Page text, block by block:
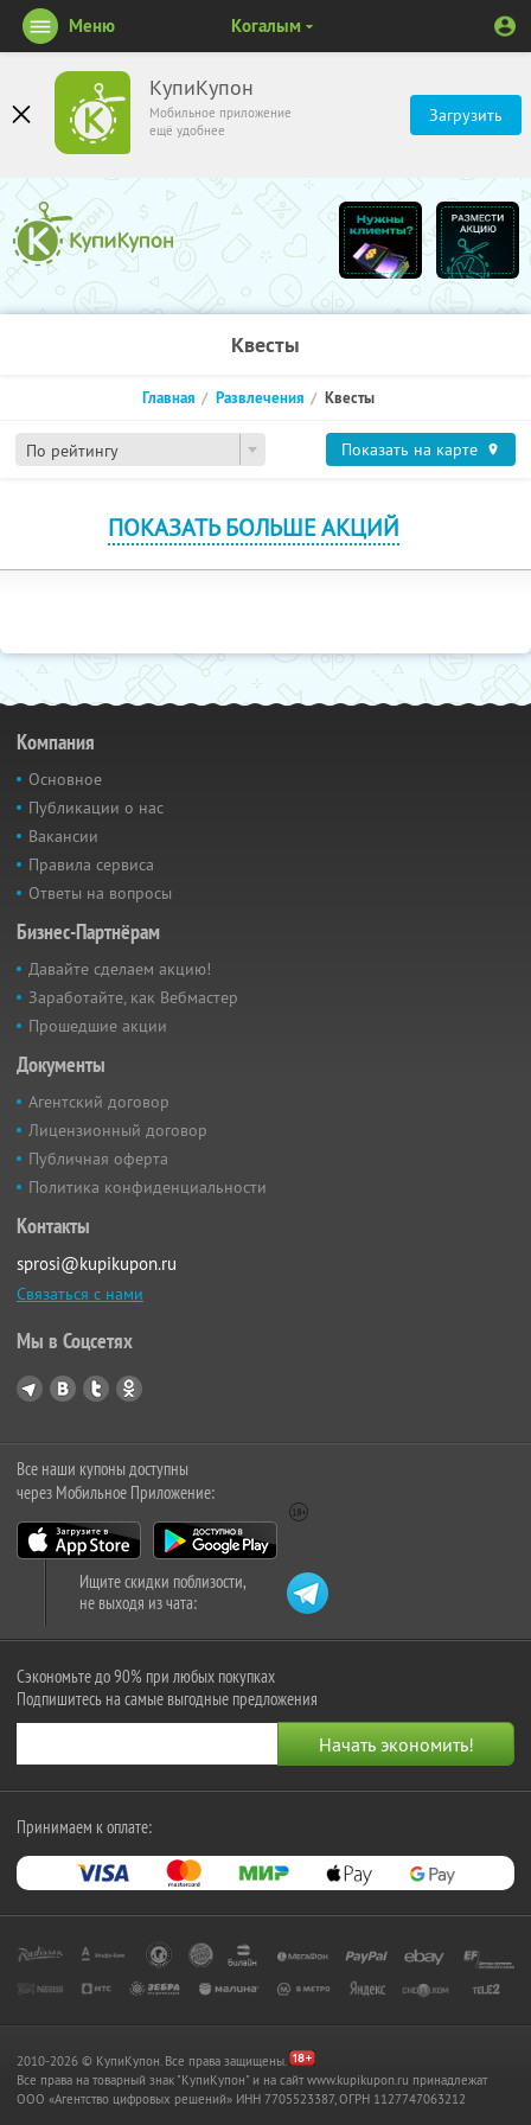
КупиКупон
Мобильное приложение
ещё удобнее
Загрузить
Меню Когалым
Квесты
По рейтингу
Главная Развлечения Квесты
Показать на карте
ПОКАЗАТЬ БОЛЬШЕ АКЦИЙ
Компания
Основное
Публикации о нас
Вакансии
Правила сервиса
Ответы на вопросы
Бизнес-Партнёрам
Давайте сделаем акцию!
Заработайте, как Вебмастер
Прошедшие акции
Документы
Агентский договор
Лицензионный договор
Публичная оферта
Политика конфиденциальности
Контакты
sprosi@kupikupon.ru
Связаться с нами
Мы в Соцсетях
Все наши купоны доступны
через Мобильное Приложение:
Ищите скидки поблизости,
не выходя из чата:
Сэкономьте до 90% при любых покупках
Подпишитесь на самые выгодные предложения
Принимаем к оплате:
2010-2026 © КупиКупон. Все права защищены.
Все права на товарный знак "КупиКупон" и на сайт www.kupikupon.ru принадлежат
OOO «Агентство цифровых решений» ИНН 7705523387, ОГРН 1127747063212